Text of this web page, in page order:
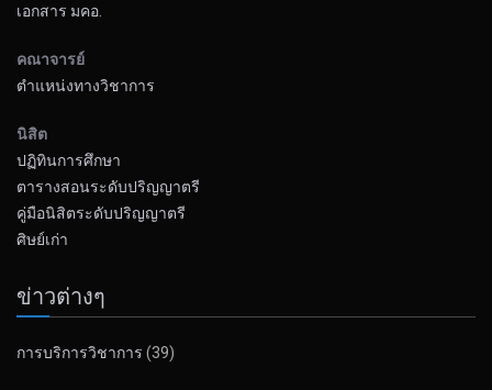
เอกสาร มคอ.
คณาจารย์
ตำแหน่งทางวิชาการ
นิสิต
ปฏิทินการศึกษา
ตารางสอนระดับปริญญาตรี
คู่มือนิสิตระดับปริญญาตรี
ศิษย์เก่า
ข่าวต่างๆ
การบริการวิชาการ (39)